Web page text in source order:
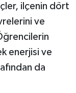
ilçenin dört
ve
enerjisi ve
da